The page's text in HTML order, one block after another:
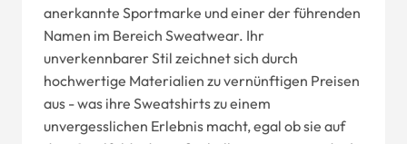
anerkannte Sportmarke und einer der führenden
Namen im Bereich Sweatwear. Ihr
unverkennbarer Stil zeichnet sich durch
hochwertige Materialien zu vernünftigen Preisen
aus - was ihre Sweatshirts zu einem
unvergesslichen Erlebnis macht, egal ob sie auf